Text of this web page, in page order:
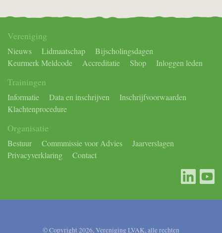
Vereniging
Nieuws Lidmaatschap
Bijscholingsdagen
Keurmerk Meldcode
Accreditatie Shop Inloggen leden
Trainingen
Informatie Data en inschrijven
Inschrijfvoorwaarden
Klachtenprocedure
Organisatie
Bestuur Commmissie voor Advies
Jaarverslagen
Privacyverklaring
Contact
© Copyright 2026, Vereniging LVAK, alle rechten